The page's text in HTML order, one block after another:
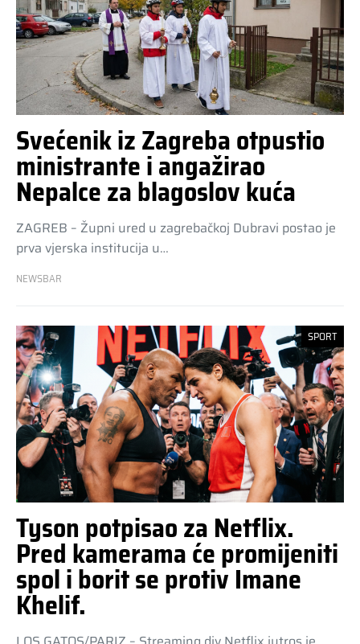
Svećenik iz Zagreba otpustio
ministrante i angažirao
Nepalce za blagoslov kuća
ZAGREB – Župni ured u zagrebačkoj Dubravi postao je
prva vjerska institucija u…
NEWSBAR
SPORT
Tyson potpisao za Netflix.
Pred kamerama će promijeniti
spol i borit se protiv Imane
Khelif.